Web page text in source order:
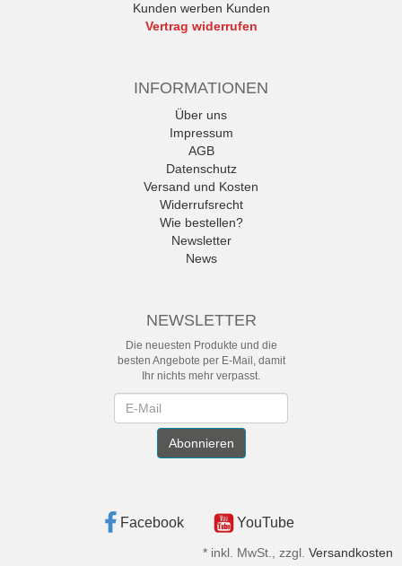
Kunden werben Kunden
Vertrag widerrufen
INFORMATIONEN
Über uns
Impressum
AGB
Datenschutz
Versand und Kosten
Widerrufsrecht
Wie bestellen?
Newsletter
News
NEWSLETTER
Die neuesten Produkte und die
besten Angebote per E-Mail, damit
Ihr nichts mehr verpasst.
Abonnieren
Facebook YouTube
* inkl. MwSt., zzgl. Versandkosten